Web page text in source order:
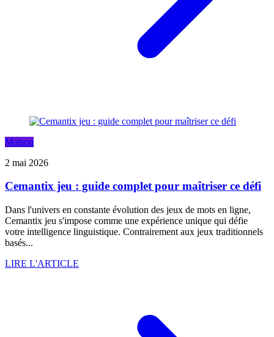
Maison
2 mai 2026
Cemantix jeu : guide complet pour maîtriser ce défi
Dans l'univers en constante évolution des jeux de mots en ligne,
Cemantix jeu s'impose comme une expérience unique qui défie
votre intelligence linguistique. Contrairement aux jeux traditionnels
basés...
LIRE L'ARTICLE